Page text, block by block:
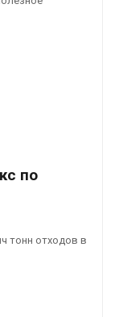
по
тонн отходов в